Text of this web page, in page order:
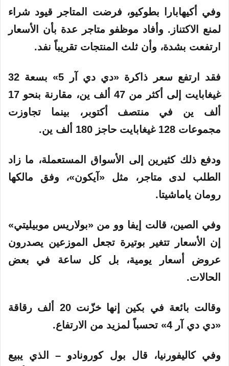
وفي أكيهابارا بطوكيو، فرضت المتاجر قيود شراء
لمنع الاكتناز. وأفاد موظفو متاجر عدة بأن الأسعار
ارتفعت بشدة، وأن ثلث المنتجات تقريباً نفد.
فقد ارتفع سعر ذاكرة «دي دي آر 5» بسعة 32
غيغابايت إلى أكثر من 47 ألف ين، مقارنة بنحو 17
ألف ين في منتصف أكتوبر، بينما تجاوزت
مجموعات 128 غيغابايت حاجز 180 ألف ين.
ودفع ذلك كثيرين إلى الأسواق المستعملة، ما زاد
الطلب لدى متاجر، مثل «آيكون»، وفق مالكها
رومان ياماشيتا.
وفي الصين، قالت إيفا وو من «بولاريس موبيليتي»
إن الأسعار تتغير بوتيرة تجعل الموزعين يصدرون
عروض أسعار يومية، بل كل ساعة في بعض
الحالات.
وقالت بائعة في بكين إنها خزّنت 20 ألف رقاقة
«دي دي آر 4» تحسباً لمزيد من الارتفاع.
وفي كاليفورنيا، قال بول كورونادو – الذي يبيع